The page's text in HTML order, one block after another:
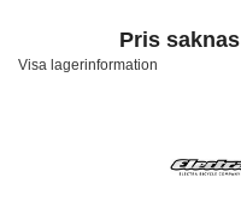
Pris saknas
Visa lagerinformation